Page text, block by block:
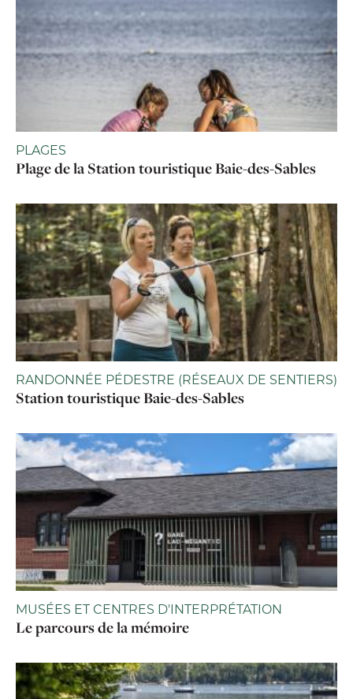
PLAGES
Plage de la Station touristique Baie-des-Sables
RANDONNÉE PÉDESTRE (RÉSEAUX DE SENTIERS)
Station touristique Baie-des-Sables
MUSÉES ET CENTRES D'INTERPRÉTATION
Le parcours de la mémoire